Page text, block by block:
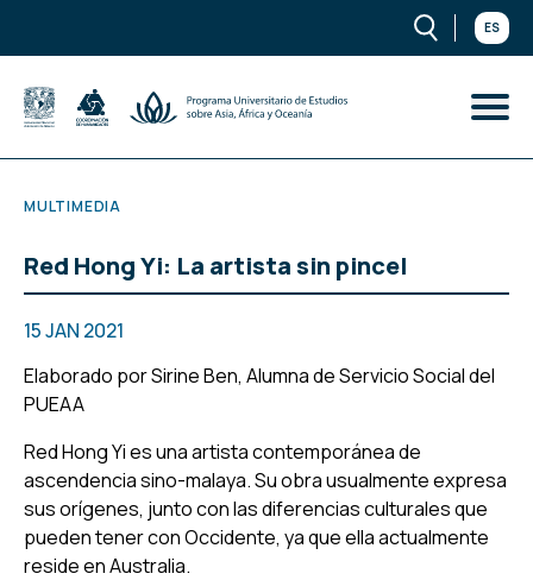
ES
MULTIMEDIA
Red Hong Yi: La artista sin pincel
15 JAN 2021
Elaborado por Sirine Ben, Alumna de Servicio Social del
PUEAA
Red Hong Yi es una artista contemporánea de
ascendencia sino-malaya. Su obra usualmente expresa
sus orígenes, junto con las diferencias culturales que
pueden tener con Occidente, ya que ella actualmente
reside en Australia.